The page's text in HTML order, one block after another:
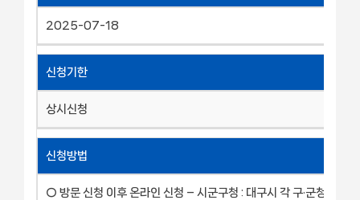
2025-07-18
신청기한
상시신청
신청방법
○ 방문 신청 이후 온라인 신청 – 시군구청 : 대구시 각 구·군청 직접